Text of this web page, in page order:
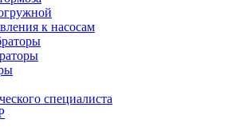
к насосам
специалиста